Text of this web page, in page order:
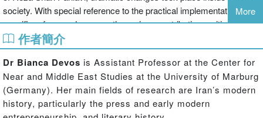
society. With special reference to the practical implementation of
specific reform endeavours, the various contributions critically
analyze different facets of the relationship between cultural politics,
individual reformers and the everyday life of modernist Iranians.
Interpreting culture in its broadest sense, this book brings together
contributions from different disciplines such as literary history,
social history, ethnomusicology, art history, and Middle Eastern
politics. In this way, it combines for the first time the cultural history
More
作者簡介
Dr Bianca Devos is Assistant Professor at the Center for
Near and Middle East Studies at the University of Marburg
(Germany). Her main fields of research are Iran’s modern
history, particularly the press and early modern